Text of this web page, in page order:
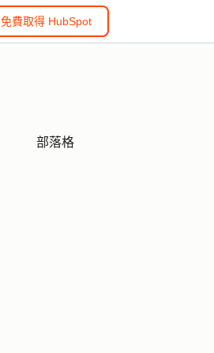
免費取得 HubSpot
部落格